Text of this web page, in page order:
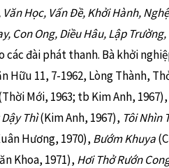
Học, Vấn Đề, Khởi Hành,
Con Ong, Diều Hâu, Lập
các đài phát thanh. Bà khởi
Hữu 11, 7-1962, Lòng Thành,
Mới, 1963; tb Kim Anh,
Thì(Kim Anh, 1967), Tôi Nhìn
Hương, 1970), Bướm Khuya
Khoa, 1971), Hơi Thở Rướn